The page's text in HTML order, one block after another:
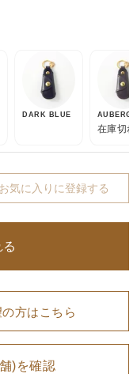
DARK BLUE
在庫切れ
お気に入りに登録する
方はこちら
)を確認